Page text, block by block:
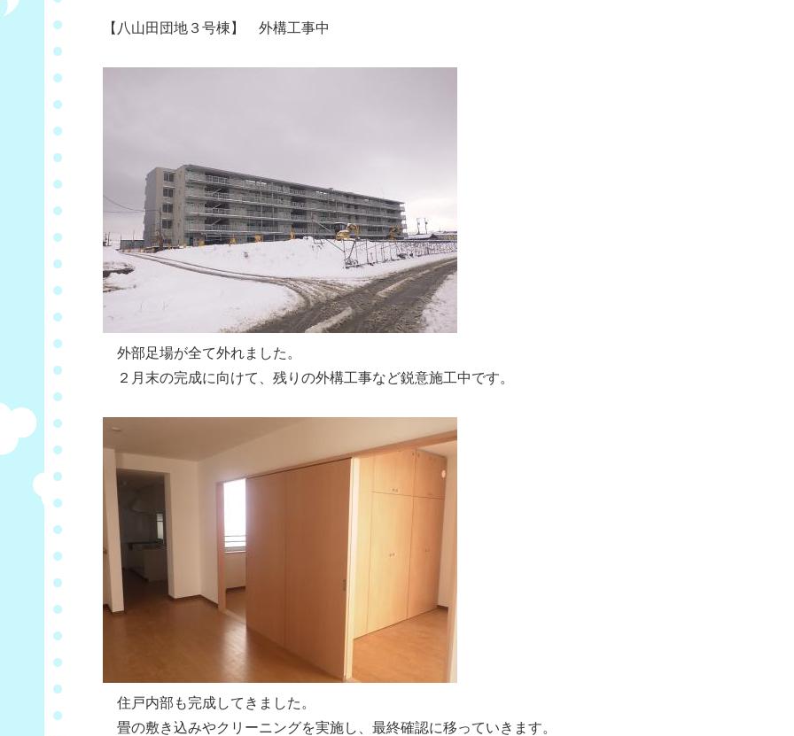
【八山田団地３号棟】 外構工事中
外部足場が全て外れました。
２月末の完成に向けて、残りの外構工事など鋭意施工中です。
住戸内部も完成してきました。
畳の敷き込みやクリーニングを実施し、最終確認に移っていきます。